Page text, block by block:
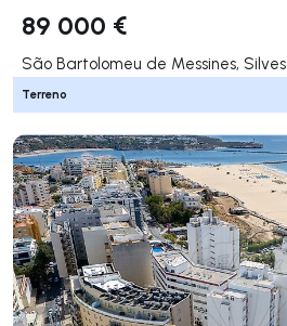
89 000 €
São Bartolomeu de Messines, Silves
Terreno